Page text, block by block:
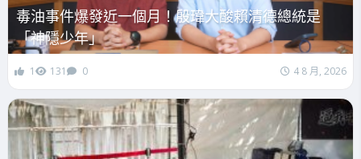
毒油事件爆發近一個月！殷瑋大酸賴清德總統是
「神隱少年」
1 131 0 4 8 月, 2026